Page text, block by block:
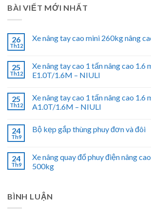
BÀI VIẾT MỚI NHẤT
26
Th12
Xe nâng tay cao mini 260kg nâng
25
Th12
Xe nâng tay cao 1 tấn nâng cao 1.6
E1.0T/1.6M – NIULI
25
Th12
Xe nâng tay cao 1 tấn nâng cao 1.6
A1.0T/1.6M – NIULI
24
Th9
Bộ kẹp gắp thùng phuy đơn và đôi
24
Th9
Xe nâng quay đổ phuy điện nâng
500kg
BÌNH LUẬN